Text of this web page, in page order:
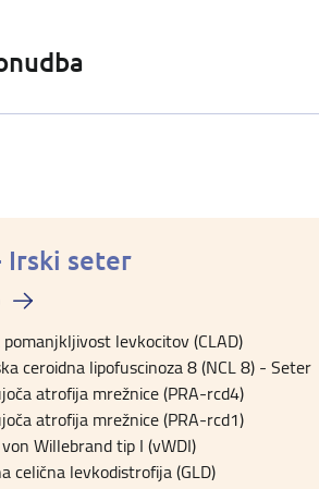
Irski seter
levkocitov (CLAD)
ceroidna lipofuscinoza 8 (NCL 8) - Seter
atrofija mrežnice (PRA-rcd4)
atrofija mrežnice (PRA-rcd1)
Willebrand tip I (vWDI)
celična levkodistrofija (GLD)